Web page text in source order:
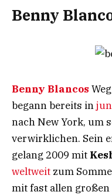
Benny
Benny Blancos
begann bereits in
nach New York, um
verwirklichen. Sein
gelang 2009 mit
weltweit zum
mit fast allen